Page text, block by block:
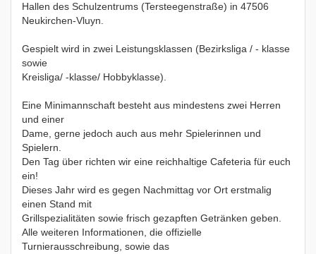
Hallen des Schulzentrums (Tersteegenstraße) in 47506
Neukirchen-Vluyn.
Gespielt wird in zwei Leistungsklassen (Bezirksliga / - klasse
sowie
Kreisliga/ -klasse/ Hobbyklasse).
Eine Minimannschaft besteht aus mindestens zwei Herren
und einer
Dame, gerne jedoch auch aus mehr Spielerinnen und
Spielern.
Den Tag über richten wir eine reichhaltige Cafeteria für euch
ein!
Dieses Jahr wird es gegen Nachmittag vor Ort erstmalig
einen Stand mit
Grillspezialitäten sowie frisch gezapften Getränken geben.
Alle weiteren Informationen, die offizielle
Turnierausschreibung, sowie das